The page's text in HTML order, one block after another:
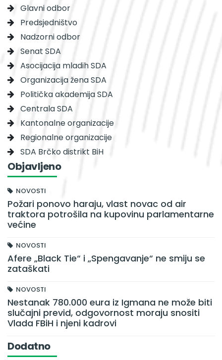
Glavni odbor
Predsjedništvo
Nadzorni odbor
Senat SDA
Asocijacija mladih SDA
Organizacija žena SDA
Politička akademija SDA
Centrala SDA
Kantonalne organizacije
Regionalne organizacije
SDA Brčko distrikt BiH
Objavljeno
NOVOSTI
Požari ponovo haraju, vlast novac od air
traktora potrošila na kupovinu parlamentarne
većine
NOVOSTI
Afere „Black Tie“ i „Spengavanje“ ne smiju se
zataškati
NOVOSTI
Nestanak 780.000 eura iz Igmana ne može biti
slučajni previd, odgovornost moraju snositi
Vlada FBiH i njeni kadrovi
Dodatno